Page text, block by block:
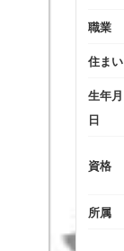
職業
住まい
生年月
日
資格
所属